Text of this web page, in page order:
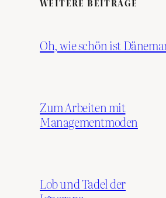
WEITERE BEITRÄGE
Oh, wie schön ist
Zum Arbeiten mit
Managementmoden
Lob und Tadel der